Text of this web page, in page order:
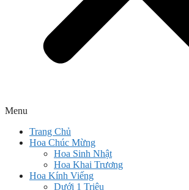
Menu
Trang Chủ
Hoa Chúc Mừng
Hoa Sinh Nhật
Hoa Khai Trương
Hoa Kính Viếng
Dưới 1 Triệu